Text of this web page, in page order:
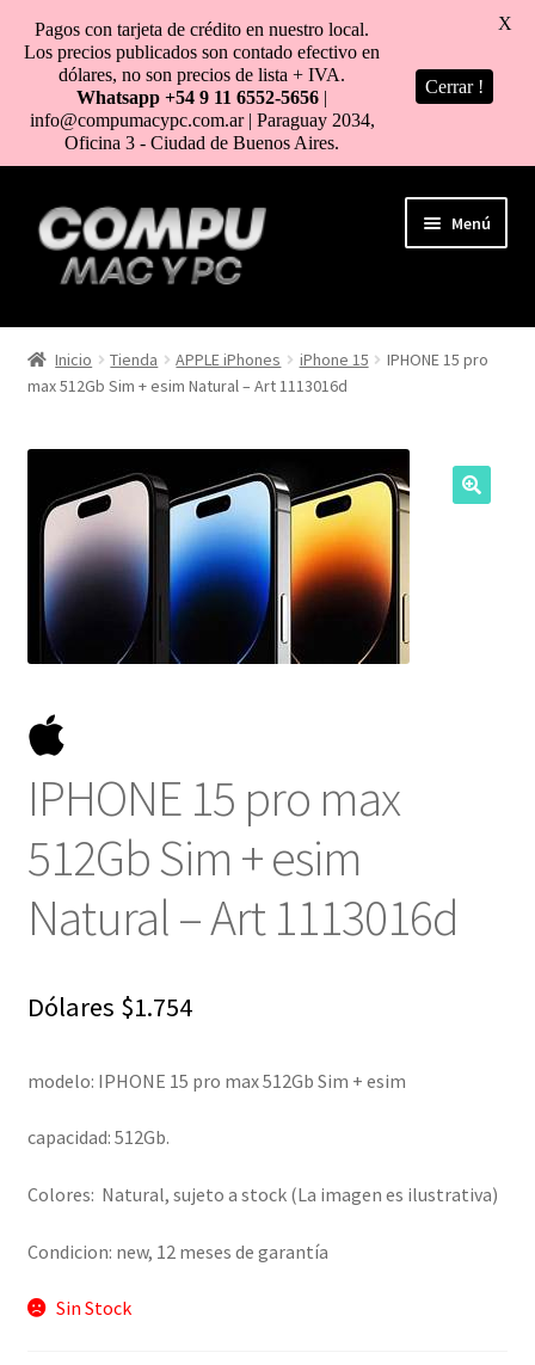
al
contenido
Menú
HOME
TIENDA
COMO COMPRAR
MI CUENTA
NOSOTROS
SERVICIOS
Inicio Tienda APPLE iPhones iPhone 15
IPHONE 15 pro
max 512Gb Sim + esim Natural – Art 1113016d
IPHONE 15 pro max
512Gb Sim + esim
Natural – Art 1113016d
Dólares $1.754
modelo: IPHONE 15 pro max 512Gb Sim + esim
capacidad: 512Gb.
Colores: Natural, sujeto a stock (La imagen es ilustrativa)
Condicion: new, 12 meses de garantía
Sin Stock
Pagos con tarjeta de crédito en nuestro local.
Los precios publicados son contado efectivo en
dólares, no son precios de lista + IVA.
Whatsapp +54 9 11 6552-5656 |
info@compumacypc.com.ar | Paraguay 2034,
Oficina 3 - Ciudad de Buenos Aires.
Cerrar !
X